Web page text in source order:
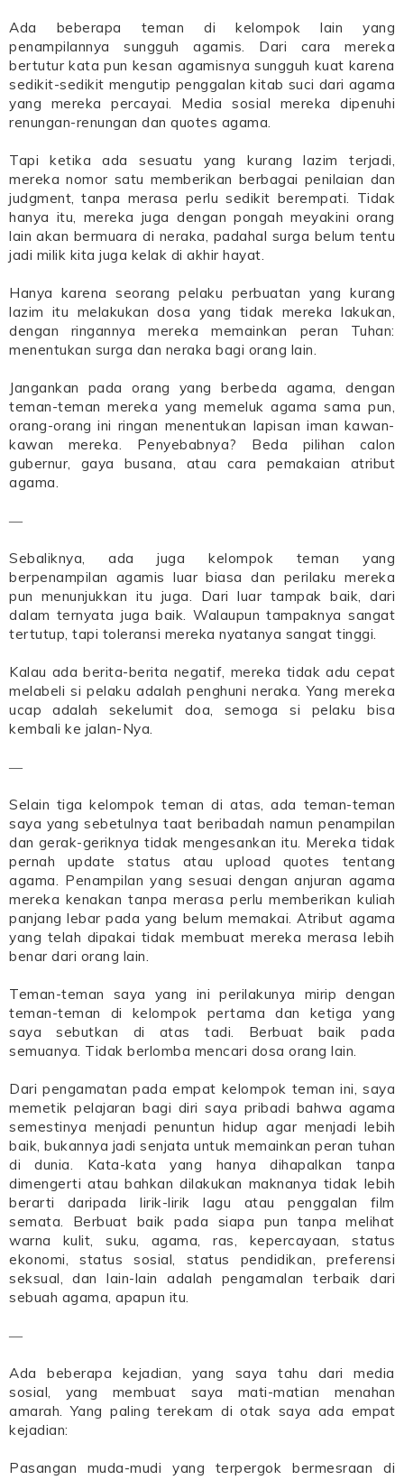
Ada beberapa teman di kelompok lain yang
penampilannya sungguh agamis. Dari cara mereka
bertutur kata pun kesan agamisnya sungguh kuat karena
sedikit-sedikit mengutip penggalan kitab suci dari agama
yang mereka percayai. Media sosial mereka dipenuhi
renungan-renungan dan quotes agama.
Tapi ketika ada sesuatu yang kurang lazim terjadi,
mereka nomor satu memberikan berbagai penilaian dan
judgment, tanpa merasa perlu sedikit berempati. Tidak
hanya itu, mereka juga dengan pongah meyakini orang
lain akan bermuara di neraka, padahal surga belum tentu
jadi milik kita juga kelak di akhir hayat.
Hanya karena seorang pelaku perbuatan yang kurang
lazim itu melakukan dosa yang tidak mereka lakukan,
dengan ringannya mereka memainkan peran Tuhan:
menentukan surga dan neraka bagi orang lain.
Jangankan pada orang yang berbeda agama, dengan
teman-teman mereka yang memeluk agama sama pun,
orang-orang ini ringan menentukan lapisan iman kawan-
kawan mereka. Penyebabnya? Beda pilihan calon
gubernur, gaya busana, atau cara pemakaian atribut
agama.
―
Sebaliknya, ada juga kelompok teman yang
berpenampilan agamis luar biasa dan perilaku mereka
pun menunjukkan itu juga. Dari luar tampak baik, dari
dalam ternyata juga baik. Walaupun tampaknya sangat
tertutup, tapi toleransi mereka nyatanya sangat tinggi.
Kalau ada berita-berita negatif, mereka tidak adu cepat
melabeli si pelaku adalah penghuni neraka. Yang mereka
ucap adalah sekelumit doa, semoga si pelaku bisa
kembali ke jalan-Nya.
―
Selain tiga kelompok teman di atas, ada teman-teman
saya yang sebetulnya taat beribadah namun penampilan
dan gerak-geriknya tidak mengesankan itu. Mereka tidak
pernah update status atau upload quotes tentang
agama. Penampilan yang sesuai dengan anjuran agama
mereka kenakan tanpa merasa perlu memberikan kuliah
panjang lebar pada yang belum memakai. Atribut agama
yang telah dipakai tidak membuat mereka merasa lebih
benar dari orang lain.
Teman-teman saya yang ini perilakunya mirip dengan
teman-teman di kelompok pertama dan ketiga yang
saya sebutkan di atas tadi. Berbuat baik pada
semuanya. Tidak berlomba mencari dosa orang lain.
Dari pengamatan pada empat kelompok teman ini, saya
memetik pelajaran bagi diri saya pribadi bahwa agama
semestinya menjadi penuntun hidup agar menjadi lebih
baik, bukannya jadi senjata untuk memainkan peran tuhan
di dunia. Kata-kata yang hanya dihapalkan tanpa
dimengerti atau bahkan dilakukan maknanya tidak lebih
berarti daripada lirik-lirik lagu atau penggalan film
semata. Berbuat baik pada siapa pun tanpa melihat
warna kulit, suku, agama, ras, kepercayaan, status
ekonomi, status sosial, status pendidikan, preferensi
seksual, dan lain-lain adalah pengamalan terbaik dari
sebuah agama, apapun itu.
―
Ada beberapa kejadian, yang saya tahu dari media
sosial, yang membuat saya mati-matian menahan
amarah. Yang paling terekam di otak saya ada empat
kejadian:
Pasangan muda-mudi yang terpergok bermesraan di